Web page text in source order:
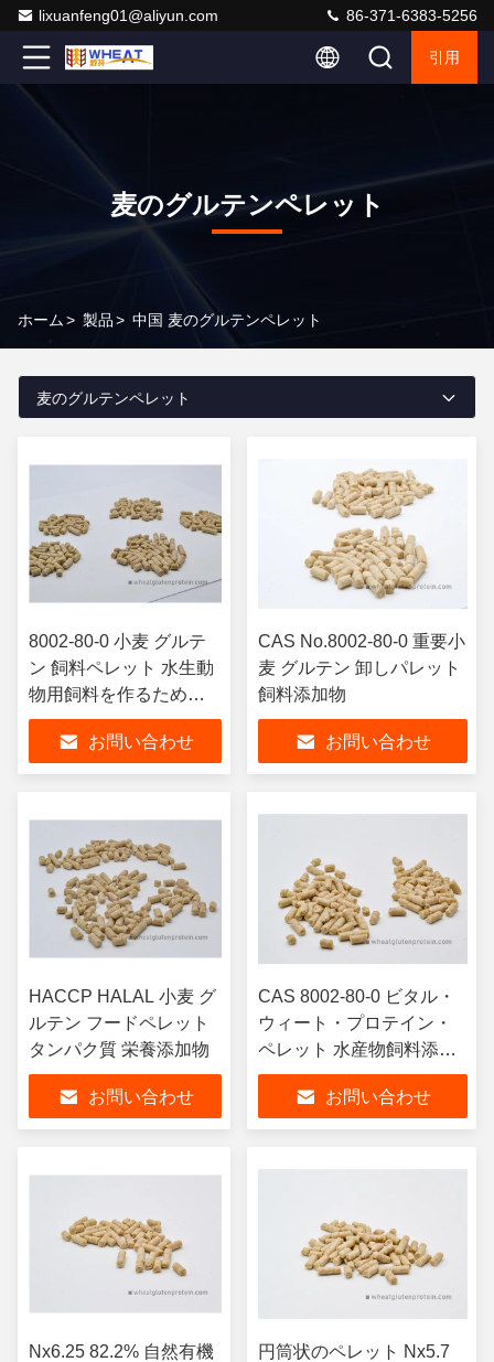
lixuanfeng01@aliyun.com 86-371-6383-5256
引用
麦のグルテンペレット
ホーム> 製品> 中国 麦のグルテンペレット
麦のグルテンペレット
8002-80-0 小麦 グルテ
ン 飼料ペレット 水生動
物用飼料を作るための
栄養添加物
お問い合わせ
CAS No.8002-80-0 重要小
麦 グルテン 卸しパレット
飼料添加物
お問い合わせ
HACCP HALAL 小麦 グ
ルテン フードペレット
タンパク質 栄養添加物
お問い合わせ
CAS 8002-80-0 ビタル・
ウィート・プロテイン・
ペレット 水産物飼料添加
物
お問い合わせ
Nx6.25 82.2% 自然有機
円筒状のペレット Nx5.7